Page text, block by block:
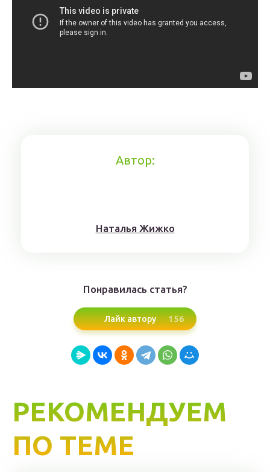
Автор:
Нaтaлья Жижкo
Понравилась статья?
Лайк автору 156
РЕКОМЕНДУЕМ
ПО ТЕМЕ